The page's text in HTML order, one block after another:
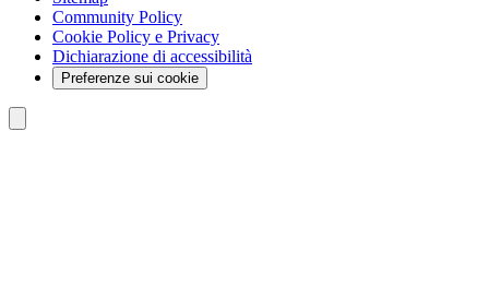
Community Policy
Cookie Policy e Privacy
Dichiarazione di accessibilità
Preferenze sui cookie